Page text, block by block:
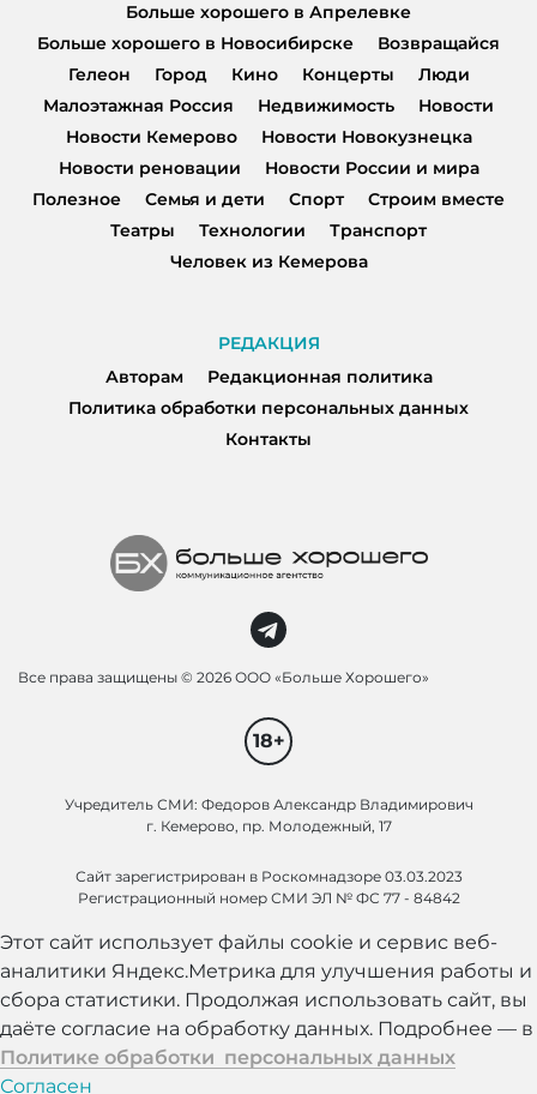
Больше хорошего в Апрелевке
Больше хорошего в Новосибирске
Возвращайся
Гелеон
Город Кино Концерты
Люди
Малоэтажная Россия
Недвижимость
Новости
Новости Кемерово
Новости Новокузнецка
Новости реновации
Новости России и мира
Полезное
Семья и дети Спорт
Строим вместе
Театры
Технологии
Транспорт
Человек из Кемерова
РЕДАКЦИЯ
Авторам
Редакционная политика
Политика обработки персональных данных
Контакты
Все права защищены © 2026 ООО «Больше Хорошего»
18+
Учредитель СМИ: Федоров Александр Владимирович
г. Кемерово, пр. Молодежный, 17
Сайт зарегистрирован в Роскомнадзоре 03.03.2023
Регистрационный номер СМИ ЭЛ № ФС 77 - 84842
Этот сайт использует файлы cookie и сервис веб-
аналитики Яндекс.Метрика для улучшения работы и
сбора статистики. Продолжая использовать сайт, вы
даёте согласие на обработку данных. Подробнее — в
Политике обработки персональных данных
Согласен